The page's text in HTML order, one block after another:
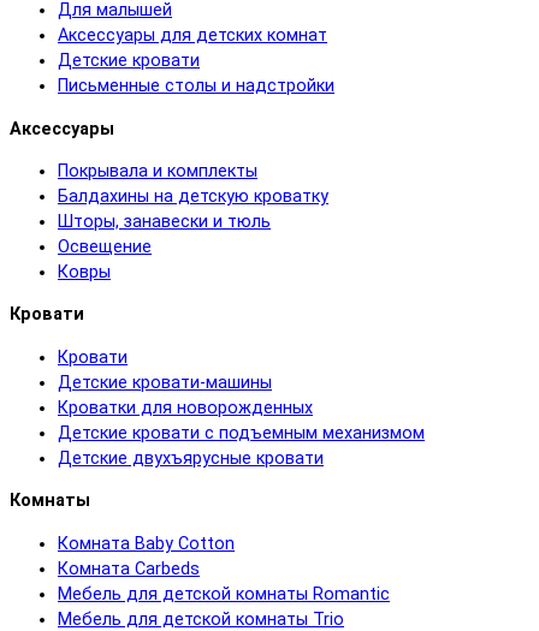
Для малышей
Аксессуары для детских комнат
Детские кровати
Письменные столы и надстройки
Аксессуары
Покрывала и комплекты
Балдахины на детскую кроватку
Шторы, занавески и тюль
Освещение
Ковры
Кровати
Кровати
Детские кровати-машины
Кроватки для новорожденных
Детские кровати с подъемным механизмом
Детские двухъярусные кровати
Комнаты
Комната Baby Cotton
Комната Carbeds
Мебель для детской комнаты Romantic
Мебель для детской комнаты Trio